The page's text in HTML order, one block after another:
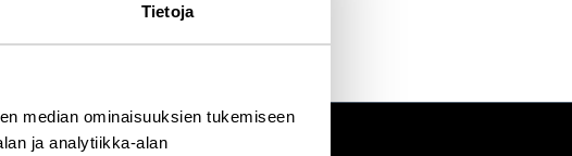
Tietoja
median ominaisuuksien tukemiseen
ja analytiikka-alan